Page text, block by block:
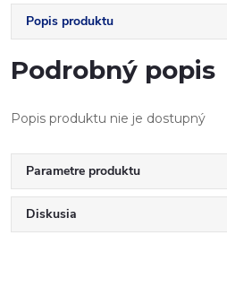
Popis produktu
Podrobný popis
Popis produktu nie je dostupný
Parametre produktu
Diskusia